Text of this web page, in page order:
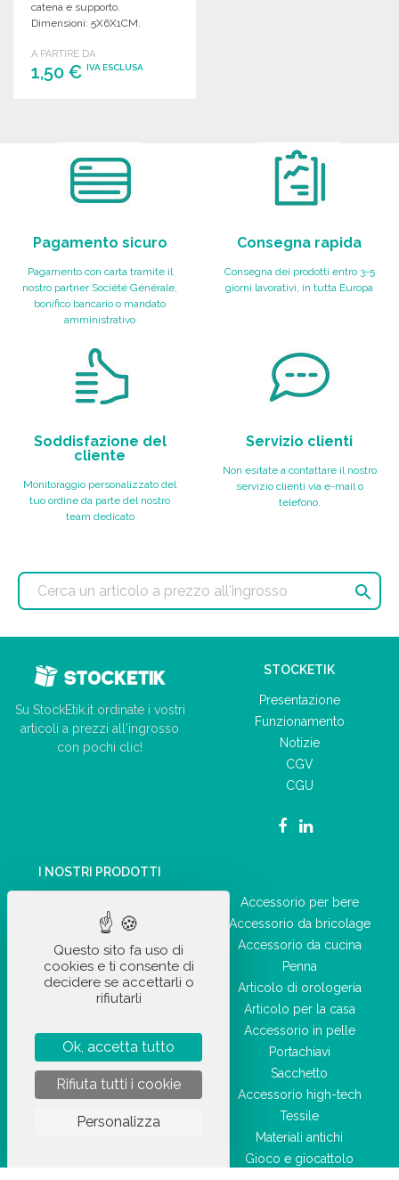
catena e supporto.
Dimensioni: 5X6X1CM.
A PARTIRE DA
1,50 € IVA ESCLUSA
Pagamento sicuro
Pagamento con carta tramite il
nostro partner Société Générale,
bonifico bancario o mandato
amministrativo
Consegna rapida
Consegna dei prodotti entro 3-5
giorni lavorativi, in tutta Europa
Soddisfazione del
cliente
Monitoraggio personalizzato del
tuo ordine da parte del nostro
team dedicato
Servizio clienti
Non esitate a contattare il nostro
servizio clienti via e-mail o
telefono.

Su StockEtik.it ordinate i vostri
articoli a prezzi all'ingrosso
con pochi clic!
STOCKETIK
Presentazione
Funzionamento
Notizie
CGV
CGU
I NOSTRI PRODOTTI
Forniture per ufficio
Accessorio quotidiano
Articolo ricreativo
Articolo sportivo
Bagaglieria
Accessorio di bellezza
Accessorio per bere
Accessorio da bricolage
Accessorio da cucina
Penna
Articolo di orologeria
Articolo per la casa
Accessorio in pelle
Portachiavi
Sacchetto
Accessorio high-tech
Tessile
Materiali antichi
Gioco e giocattolo
Questo sito fa uso di
cookies e ti consente di
decidere se accettarli o
rifiutarli
Ok, accetta tutto
Rifiuta tutti i cookie
Personalizza